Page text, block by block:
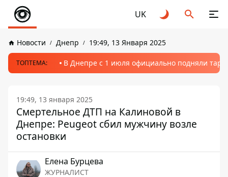
UK
Новости Днепр 19:49, 13 Января 2025
ТОПТЕМА: В Днепре с 1 июля официально подняли
19:49, 13 января 2025
Смертельное ДТП на Калиновой в
Днепре: Peugeot сбил мужчину возле
остановки
Елена Бурцева
ЖУРНАЛИСТ